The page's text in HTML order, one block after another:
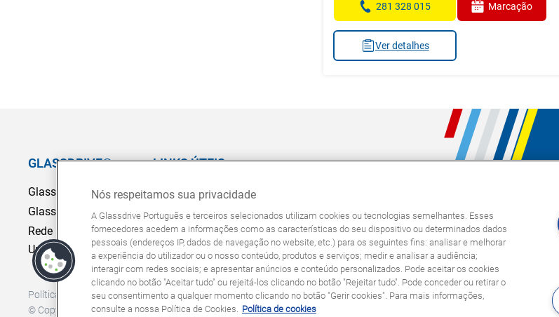
281 328 015 Marcação
Ver detalhes
GLASSDRIVE®
Glassdrive® em Portugal
Glassdrive® na Europa
Rede Franchising
Uma marca Saint-Gobain
LINKS ÚTEIS
Marcação Online
Seguradoras e gestores de frotas
Reparação ou substituição?
Perguntas Frequentes
Política de CookiesPolítica de Privacidade
© Copyright Glassdrive. Todos os direitos reservados | 2025
Nós respeitamos sua privacidade
A Glassdrive Português e terceiros selecionados utilizam cookies ou tecnologias semelhantes. Esses
fornecedores acedem a informações como as características do seu dispositivo ou determinados dados
pessoais (endereços IP, dados de navegação no website, etc.) para os seguintes fins: analisar e melhorar
a experiência do utilizador ou o nosso conteúdo, produtos e serviços; medir e analisar a audiência;
interagir com redes sociais; e apresentar anúncios e conteúdo personalizados. Pode aceitar os cookies
clicando no botão "Aceitar tudo" ou rejeitá-los clicando no botão "Rejeitar tudo". Pode conceder ou retirar o
seu consentimento a qualquer momento clicando no botão "Gerir cookies". Para mais informações,
consulte a nossa Política de Cookies. Política de cookies